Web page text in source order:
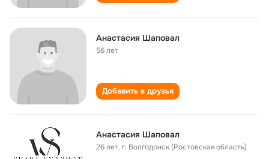
Анастасия Шаповал
56 лет
Добавить в друзья
Анастасия Шаповал
26 лет,г. Волгодонск (Ростовская область)